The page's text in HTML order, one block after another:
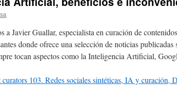
a Javier Guallar, especialista en curación de
donde ofrece una selección de noticias publicadas
tocan aspectos como la Inteligencia Artificial,
103. Redes sociales sintéticas, IA y curación,